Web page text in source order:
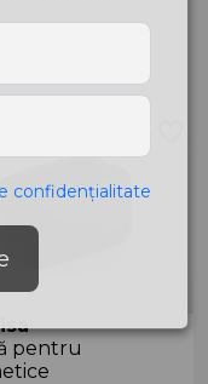
pentru
confidențialitate